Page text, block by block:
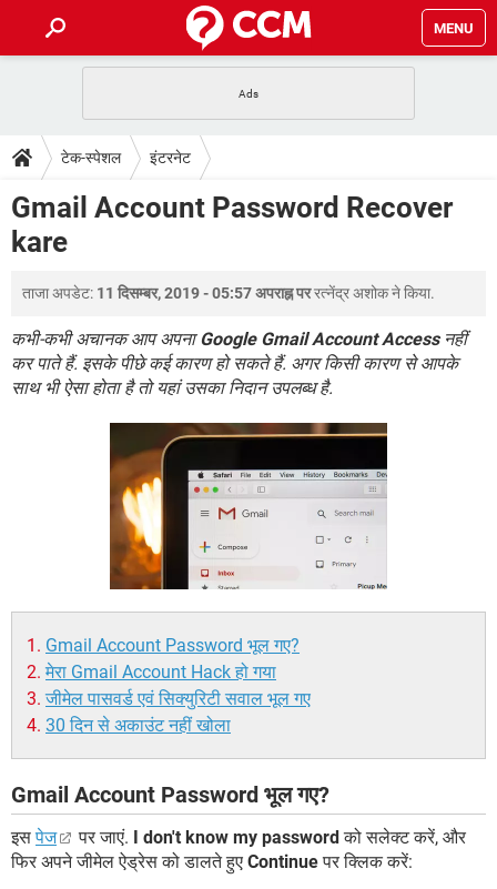
MENU
फोन पर अकाउंट बैलेंस चेक
WhatsApp Hack हो गया? Lucky Patcher यूज करें
टेक-स्पेशल
2020 के फ्री एंटीवायरस
बेस्ट फ्री ऑनलाइन गेम्स
डाउनलोड
Vidmate
FORUM
TikTok Account Freeze हो गया JioPhone में TikTok डाउनलोड
SBI बैंक अकाउंट नंबर पता करें
केबल और कनेक्टर्स कंप्यूटर बस
सीरियल और पैरलल पोर्ट
टेक-स्पेशल इंटरनेट
Gmail Account Password Recover
kare
ताजा अपडेट: 11 दिसम्बर, 2019 - 05:57 अपराह्न पररत्नेंद्र अशोकने किया.
कभी-कभी अचानक आप अपनाGoogle Gmail Account Accessनहीं
कर पाते हैं. इसके पीछे कई कारण हो सकते हैं. अगर किसी कारण से आपके
साथ भी ऐसा होता है तो यहां उसका निदान उपलब्ध है.
Gmail Account Password भूल गए?
मेरा Gmail Account Hack हो गया
जीमेल पासवर्ड एवं सिक्युरिटी सवाल भूल गए
30 दिन से अकाउंट नहीं खोला
Gmail Account Password भूल गए?
इसपेज पर जाएं. I don't know my passwordको सलेक्ट करें, और
फिर अपने जीमेल ऐड्रेस को डालते हुए Continueपर क्लिक करें: